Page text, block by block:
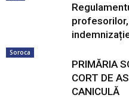
Soroca
PRIMĂRIA
CORT DE
CANICULĂ